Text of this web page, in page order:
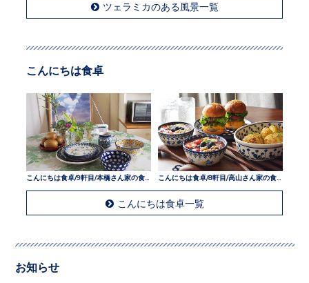
ツェラミカのある風景一覧
こんにちは食卓
こんにちは食卓/9軒目/本橋さん家の食卓
こんにちは食卓一覧
お知らせ